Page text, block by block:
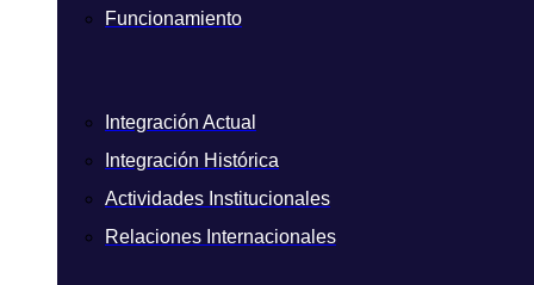
Funcionamiento
Integración Actual
Integración Histórica
Actividades Institucionales
Relaciones Internacionales